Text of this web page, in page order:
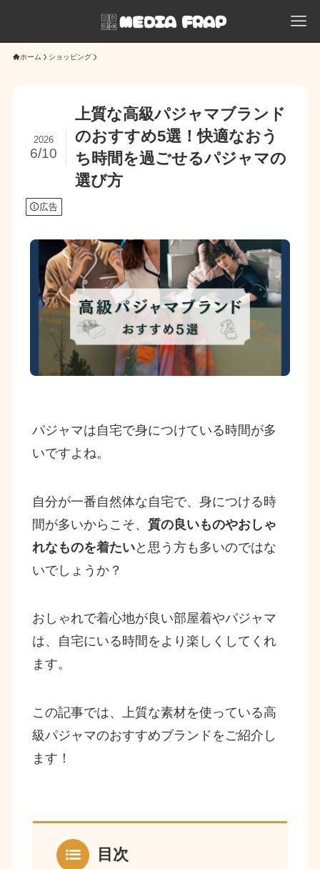
ホーム ショッピング
上質な高級パジャマブランド
のおすすめ5選！快適なおう
ち時間を過ごせるパジャマの
選び方
2026
6/10
広告
パジャマは自宅で身につけている時間が多
いですよね。
自分が一番自然体な自宅で、身につける時
間が多いからこそ、 質の良いものやおしゃ
れなものを着たいと思う方も多いのではな
いでしょうか？
おしゃれで着心地が良い部屋着やパジャマ
は、自宅にいる時間をより楽しくしてくれ
ます。
この記事では、上質な素材を使っている高
級パジャマのおすすめブランドをご紹介し
ます！
目次